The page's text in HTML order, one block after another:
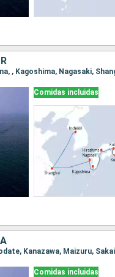
, Kagoshima, Nagasaki,
Comidas incluidas
Comidas incluidas